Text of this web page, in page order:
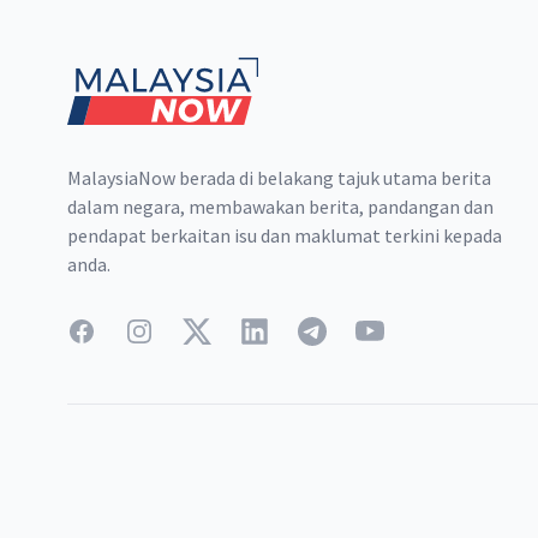
MalaysiaNow berada di belakang tajuk utama berita
dalam negara, membawakan berita, pandangan dan
pendapat berkaitan isu dan maklumat terkini kepada
anda.
FacebookInstagramTwitterLinkedInTelegramYouTube